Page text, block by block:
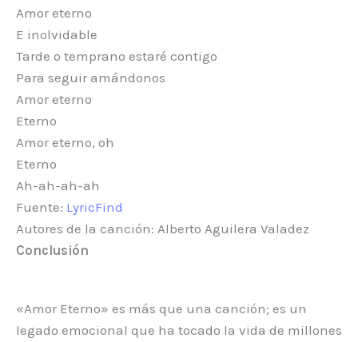
Amor eterno
E inolvidable
Tarde o temprano estaré contigo
Para seguir amándonos
Amor eterno
Eterno
Amor eterno, oh
Eterno
Ah-ah-ah-ah
Fuente: LyricFind
Autores de la canción: Alberto Aguilera Valadez
Conclusión
«Amor Eterno» es más que una canción; es un
legado emocional que ha tocado la vida de millones